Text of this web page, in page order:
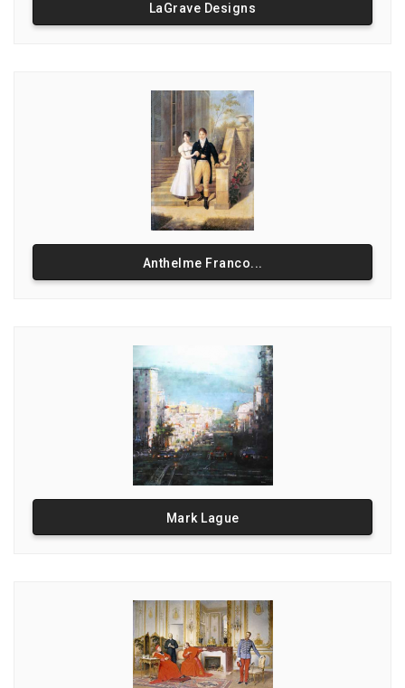
LaGrave Designs
Anthelme Franco...
Mark Lague